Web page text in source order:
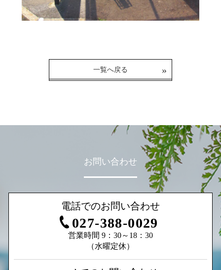
一覧へ戻る
お問い合わせ
電話でのお問い合わせ
027-388-0029
営業時間 9：30～18：30
（水曜定休）